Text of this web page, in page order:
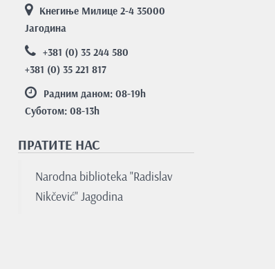
Кнегиње Милице 2-4 35000
Јагодина
+381 (0) 35 244 580
+381 (0) 35 221 817
Радним даном: 08-19h
Суботом: 08-13h
ПРАТИТЕ НАС
Nаrodnа bibliotekа "Rаdislаv
Nikčević" Jаgodinа